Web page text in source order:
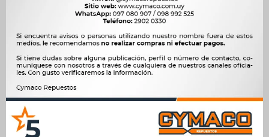
FAP8520 SSANGYONG
ACTYON MARENO
$790 $ 809
$672
KIA MITSUBISHI
SSANGYONG 4T 10X1.5 -
$ 640 $ 656
$544